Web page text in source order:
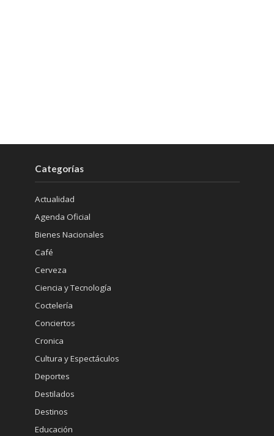
Categorías
Actualidad
Agenda Oficial
Bienes Nacionales
Café
Cerveza
Ciencia y Tecnología
Coctelería
Conciertos
Cronica
Cultura y Espectáculos
Deportes
Destilados
Destinos
Educación